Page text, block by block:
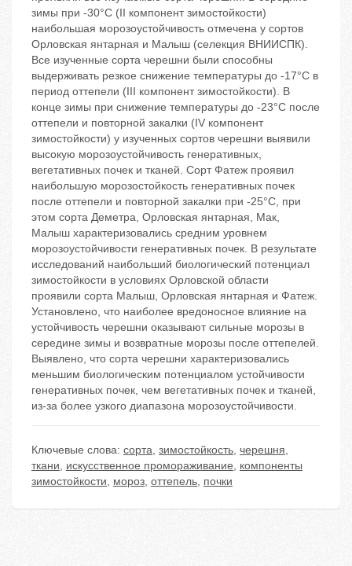
зимы при -30°С (II компонент зимостойкости)
наибольшая морозоустойчивость отмечена у сортов
Орловская янтарная и Малыш (селекция ВНИИСПК).
Все изученные сорта черешни были способны
выдерживать резкое снижение температуры до -17°С в
период оттепели (III компонент зимостойкости). В
конце зимы при снижение температуры до -23°С после
оттепели и повторной закалки (IV компонент
зимостойкости) у изученных сортов черешни выявили
высокую морозоустойчивость генеративных,
вегетативных почек и тканей. Сорт Фатеж проявил
наибольшую морозостойкость генеративных почек
после оттепели и повторной закалки при -25°С, при
этом сорта Деметра, Орловская янтарная, Мак,
Малыш характеризовались средним уровнем
морозоустойчивости генеративных почек. В результате
исследований наибольший биологический потенциал
зимостойкости в условиях Орловской области
проявили сорта Малыш, Орловская янтарная и Фатеж.
Установлено, что наиболее вредоносное влияние на
устойчивость черешни оказывают сильные морозы в
середине зимы и возвратные морозы после оттепелей.
Выявлено, что сорта черешни характеризовались
меньшим биологическим потенциалом устойчивости
генеративных почек, чем вегетативных почек и тканей,
из-за более узкого диапазона морозоустойчивости.
Ключевые слова: сорта, зимостойкость, черешня,
ткани, искусственное промораживание, компоненты
зимостойкости, мороз, оттепель, почки